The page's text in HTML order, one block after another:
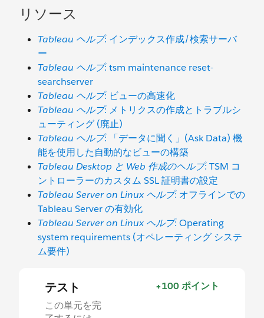
リソース
Tableau ヘルプ: インデックス作成/検索サーバ
ー
Tableau ヘルプ: tsm maintenance reset-
searchserver
Tableau ヘルプ: ビューの高速化
Tableau ヘルプ: メトリクスの作成とトラブルシ
ューティング (廃止)
Tableau ヘルプ: 「データに聞く」(Ask Data) 機
能を使用した自動的なビューの構築
Tableau Desktop と Web 作成のヘルプ: TSM コ
ントローラーのカスタム SSL 証明書の設定
Tableau Server on Linux ヘルプ: オフラインでの
Tableau Server の有効化
Tableau Server on Linux ヘルプ: Operating
system requirements (オペレーティング システ
ム要件)